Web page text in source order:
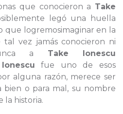
que conocieron a Take
legó una huella
que logremosimaginar en la
vez jamás conocieron ni
a Take Ionescu
fue uno de esos
alguna razón, merece ser
bien o para mal, su nombre
la historia.